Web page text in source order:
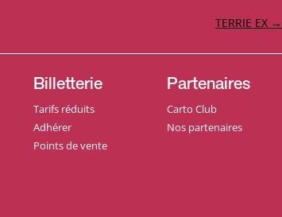
TERRIE EX →
Billetterie
Tarifs réduits
Adhérer
Points de vente
Partenaires
Carto Club
Nos partenaires